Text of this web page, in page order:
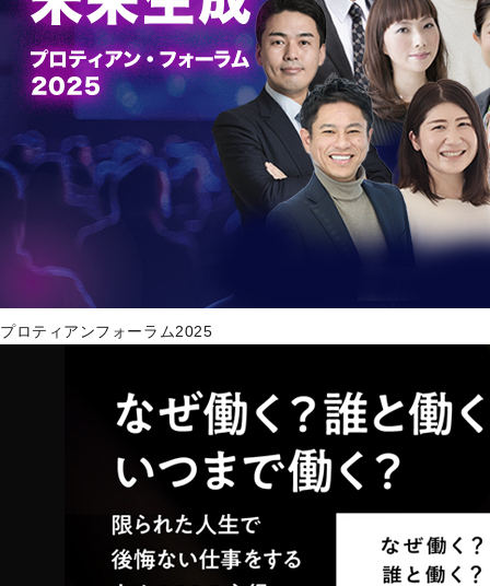
プロティアンフォーラム2025